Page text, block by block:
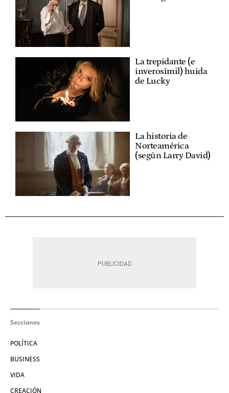
La trepidante (e
inverosímil) huida
de Lucky
La historia de
Norteamérica
(según Larry David)
Secciones
POLÍTICA
BUSINESS
VIDA
CREACIÓN